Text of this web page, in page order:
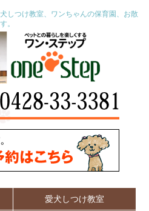
しつけ教室、ワンちゃんの保育園、お散
。
愛犬しつけ教室